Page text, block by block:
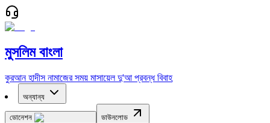
মুসলিম বাংলা
কুরআন হাদীস নামাজের সময় মাসায়েল দু'আ প্রবন্ধ বিবাহ
অন্যান্য
ডোনেশন ডাউনলোড